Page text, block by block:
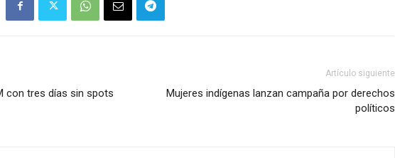
con tres días sin spots
Artículo siguiente
Mujeres indígenas lanzan campaña por derechos
políticos